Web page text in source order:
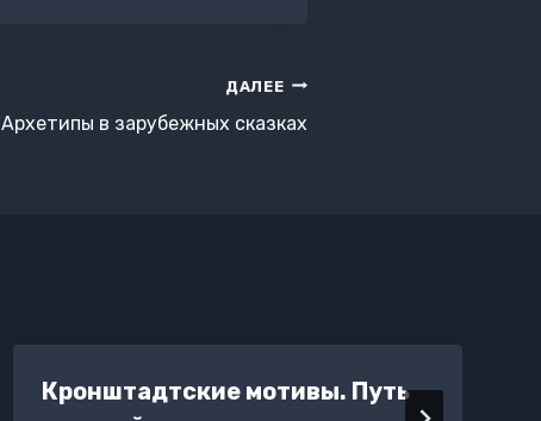
ДАЛЕЕ
Архетипы в зарубежных сказках
Кронштадтские мотивы. Путь